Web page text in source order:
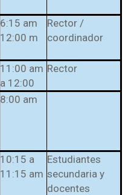
6:15 am
12:00 m
Rector /
coordinador
11:00 am
a 12:00
Rector
8:00 am
10:15 a
11:15 am
Estudiantes
secundaria y
docentes